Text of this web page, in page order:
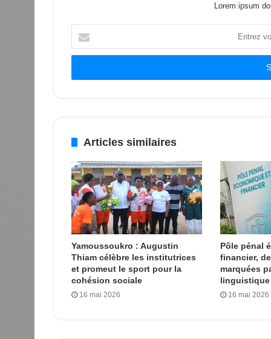
Lorem ipsum
votre
adresse
Articles similaires
Yamoussoukro : Augustin
Thiam célèbre les institutrices
et promeut le sport pour la
cohésion sociale
16 mai 2026
Pôle pénal
financier,
marquées
linguistique
16 mai 2026